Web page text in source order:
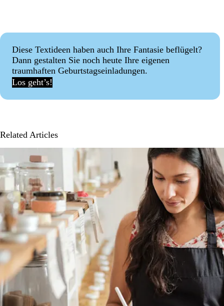
Diese Textideen haben auch Ihre Fantasie beflügelt?
Dann gestalten Sie noch heute Ihre eigenen
traumhaften Geburtstagseinladungen.
Los geht’s!
Related Articles